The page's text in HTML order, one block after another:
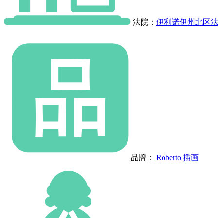
法院： 伊利诺伊州北区
品牌： Roberto 插画